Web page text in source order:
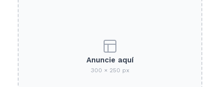
Anuncie aquí
300 × 250 px